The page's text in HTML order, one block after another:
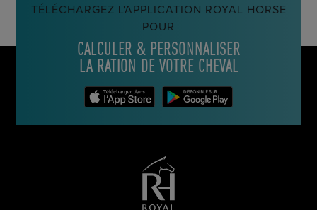
TÉLÉCHARGEZ L'APPLICATION ROYAL HORSE
POUR
CALCULER & PERSONNALISER
LA RATION DE VOTRE CHEVAL